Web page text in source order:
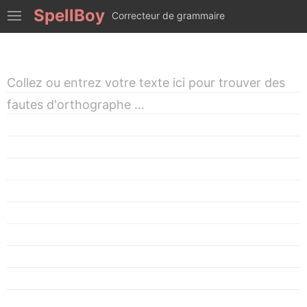
SpellBoy Correcteur de grammaire